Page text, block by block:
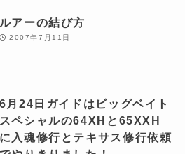
ルアーの結び方
2007年7月11日
6月24日ガイドはビッグベイト
スペシャルの64XHと65XXH
に入魂修行とテキサス修行依頼